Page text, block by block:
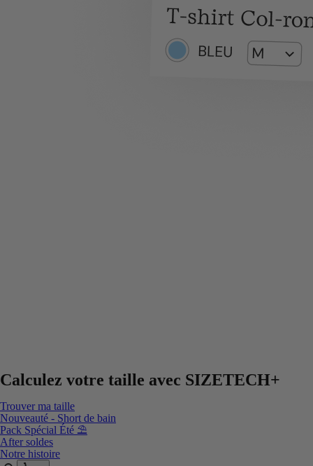
Calculez votre taille avec SIZETECH+
Trouver ma taille
Nouveauté - Short de bain
Pack Spécial Été ⛱️
After soldes
Notre histoire